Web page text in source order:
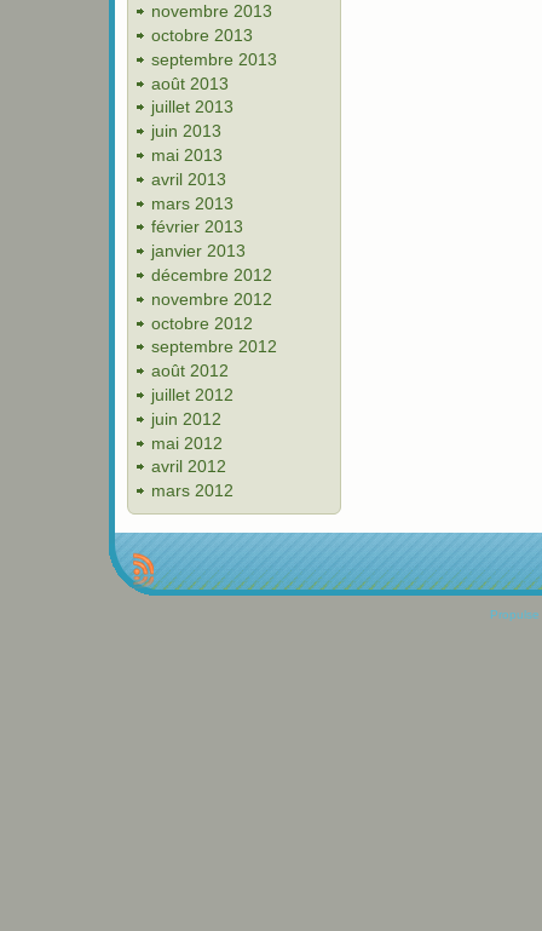
novembre 2013
octobre 2013
septembre 2013
août 2013
juillet 2013
juin 2013
mai 2013
avril 2013
mars 2013
février 2013
janvier 2013
décembre 2012
novembre 2012
octobre 2012
septembre 2012
août 2012
juillet 2012
juin 2012
mai 2012
avril 2012
mars 2012